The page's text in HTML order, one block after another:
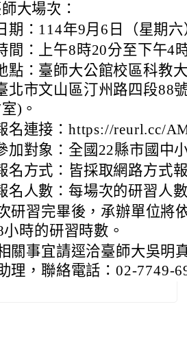
大場次：
期：114年9月6日（星期
間：上午8時20分至下午4
點：臺師大公館校區科教
北市文山區汀州路四段88
)。
名連接：https://reurl.cc/
加對象：全國22縣市國中
名方式：皆採取網路方式
名人數：每場次的研習人
研習完畢後，承辦單位將
小時的研習時數。
關事宜請逕洽臺師大吳明
理，聯絡電話：02-7749-